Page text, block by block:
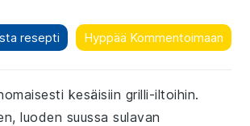
resepti Hyppää Kommentoimaan
kesäisiin grilli-iltoihin.
luoden suussa sulavan